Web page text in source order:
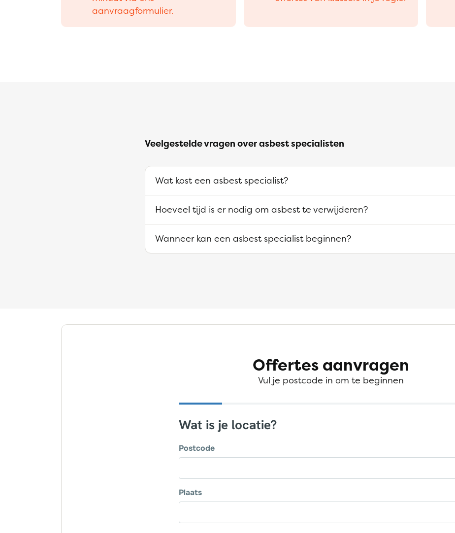
aanvraagformulier.
Veelgestelde vragen over asbest specialisten
Wat kost een asbest specialist?
Hoeveel tijd is er nodig om asbest te verwijderen?
Wanneer kan een asbest specialist beginnen?
Offertes aanvragen
Vul je postcode in om te beginnen